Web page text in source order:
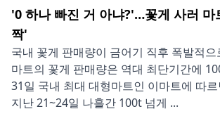
'0 하나 빠진 거 아냐?'…꽃게 사러 마
짝'
국내 꽃게 판매량이 금어기 직후 폭발적으
마트의 꽃게 판매량은 역대 최단기간에
31일 국내 최대 대형마트인 이마트에 따
지난 21~24일 나흘간 100t 넘게 ...